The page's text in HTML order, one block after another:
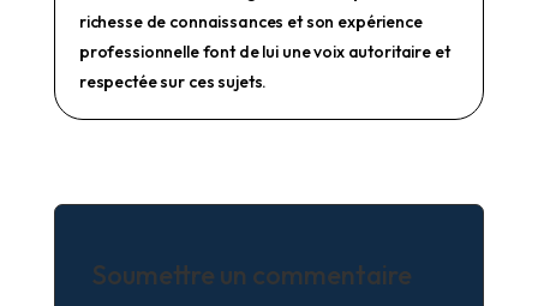
richesse de connaissances et son expérience
professionnelle font de lui une voix autoritaire et
respectée sur ces sujets.
Soumettre un commentaire